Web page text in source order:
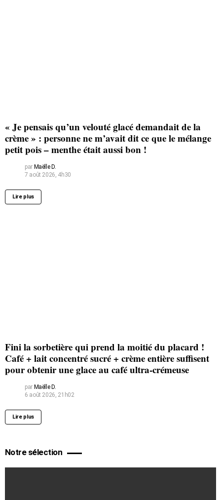
« Je pensais qu’un velouté glacé demandait de la
crème » : personne ne m’avait dit ce que le mélange
petit pois – menthe était aussi bon !
par Maëlle D.
7 août 2026, 4h30
Lire plus
Fini la sorbetière qui prend la moitié du placard !
Café + lait concentré sucré + crème entière suffisent
pour obtenir une glace au café ultra-crémeuse
par Maëlle D.
6 août 2026, 21h02
Lire plus
Notre sélection